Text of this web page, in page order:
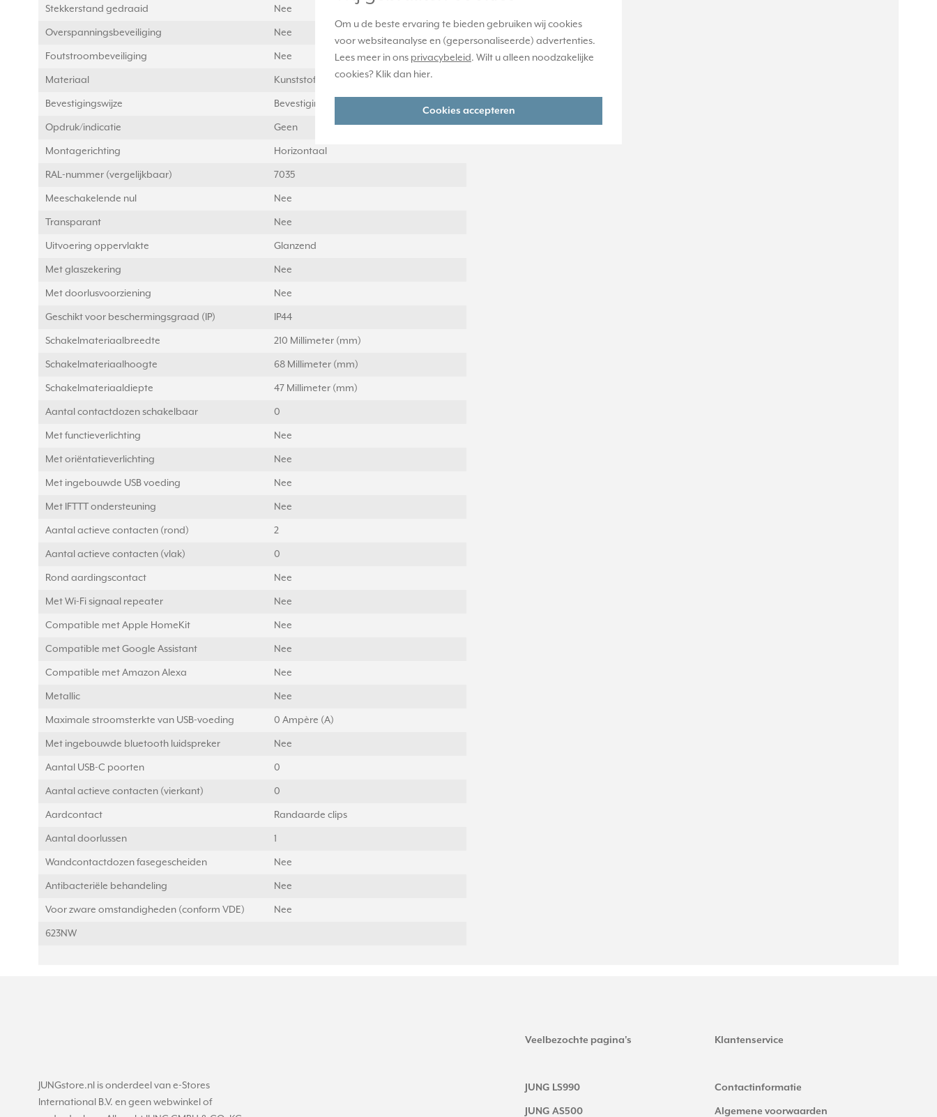
Om u de beste ervaring te bieden gebruiken wij cookies
voor websiteanalyse en (gepersonaliseerde) advertenties.
Lees meer in ons privacybeleid. Wilt u alleen noodzakelijke
cookies? Klik dan hier.
Cookies accepteren
Stekkerstand gedraaid Nee
Overspanningsbeveiliging Nee
Foutstroombeveiliging Nee
Materiaal Kunststof
Bevestigingswijze Bevestiging met schroef
Opdruk/indicatie Geen
Montagerichting Horizontaal
RAL-nummer (vergelijkbaar) 7035
Meeschakelende nul Nee
Transparant Nee
Uitvoering oppervlakte Glanzend
Met glaszekering Nee
Met doorlusvoorziening Nee
Geschikt voor beschermingsgraad (IP) IP44
Schakelmateriaalbreedte 210 Millimeter (mm)
Schakelmateriaalhoogte 68 Millimeter (mm)
Schakelmateriaaldiepte 47 Millimeter (mm)
Aantal contactdozen schakelbaar 0
Met functieverlichting Nee
Met oriëntatieverlichting Nee
Met ingebouwde USB voeding Nee
Met IFTTT ondersteuning Nee
Aantal actieve contacten (rond) 2
Aantal actieve contacten (vlak) 0
Rond aardingscontact Nee
Met Wi-Fi signaal repeater Nee
Compatible met Apple HomeKit Nee
Compatible met Google Assistant Nee
Compatible met Amazon Alexa Nee
Metallic Nee
Maximale stroomsterkte van USB-voeding 0 Ampère (A)
Met ingebouwde bluetooth luidspreker Nee
Aantal USB-C poorten 0
Aantal actieve contacten (vierkant) 0
Aardcontact Randaarde clips
Aantal doorlussen 1
Wandcontactdozen fasegescheiden Nee
Antibacteriële behandeling Nee
Voor zware omstandigheden (conform VDE) Nee
623NW
JUNGstore.nl is onderdeel van e-Stores
International B.V. en geen webwinkel of
Veelbezochte pagina's
JUNG LS990
JUNG AS500
Klantenservice
Contactinformatie
Algemene voorwaarden